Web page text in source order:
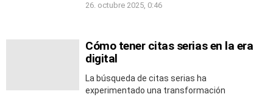
26. octubre 2025, 0:46
Cómo tener citas serias en la era
digital
La búsqueda de citas serias ha
experimentado una transformación